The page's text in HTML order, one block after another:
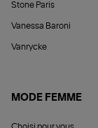
Stone Paris
Vanessa Baroni
Vanrycke
MODE FEMME